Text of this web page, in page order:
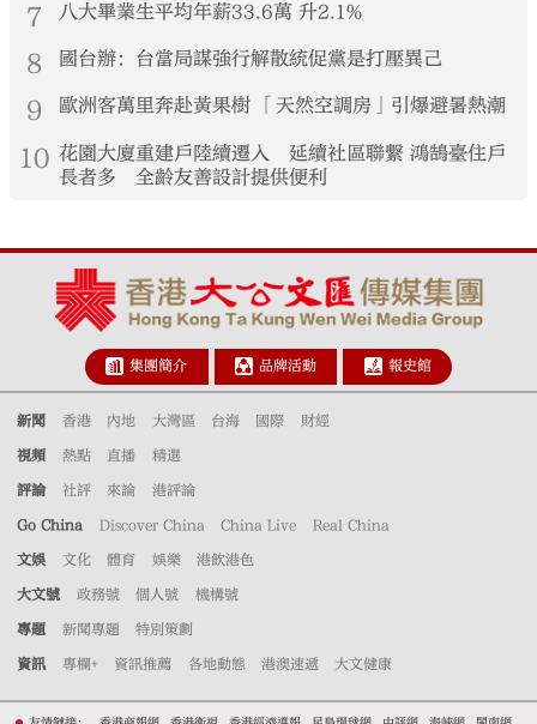
7 八大畢業生平均年薪33.6萬 升2.1%
8 國台辦：台當局謀強行解散統促黨是打壓異己
9 歐洲客萬里奔赴黃果樹 「天然空調房」引爆避暑熱潮
10 花園大廈重建戶陸續遷入 延續社區聯繫 鴻鵠臺住戶
長者多 全齡友善設計提供便利
集團簡介 品牌活動 報史館
新聞 香港 內地 大灣區 台海 國際 財經
視頻 熱點 直播 精選
評論 社評 來論 港評論
Go China Discover China China Live Real China
文娛 文化 體育 娛樂 港飲港色
大文號 政務號 個人號 機構號
專題 新聞專題 特別策劃
資訊 專欄+ 資訊推薦 各地動態 港澳速遞 大文健康